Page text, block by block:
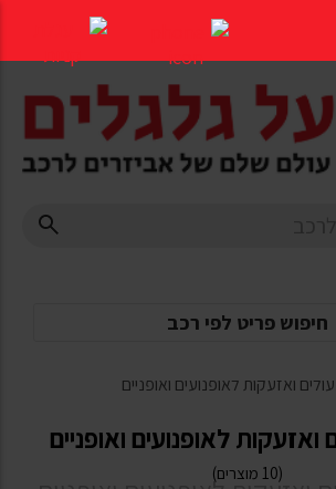
חיפוש פריט לפי רכב
(10 מוצרים)